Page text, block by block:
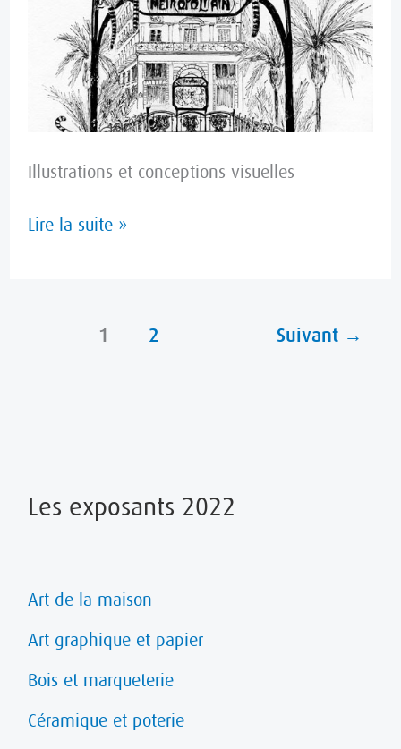
Illustrations et conceptions visuelles
Lire la suite »
1 2 Suivant →
Les exposants 2022
Art de la maison
Art graphique et papier
Bois et marqueterie
Céramique et poterie